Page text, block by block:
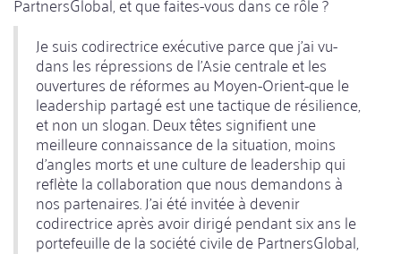
Je suis codirectrice exécutive parce que j'ai vu-
dans les répressions de l'Asie centrale et les
ouvertures de réformes au Moyen-Orient-que le
leadership partagé est une tactique de résilience,
et non un slogan. Deux têtes signifient une
meilleure connaissance de la situation, moins
d'angles morts et une culture de leadership qui
reflète la collaboration que nous demandons à
nos partenaires. J'ai été invitée à devenir
codirectrice après avoir dirigé pendant six ans le
portefeuille de la société civile de PartnersGlobal,